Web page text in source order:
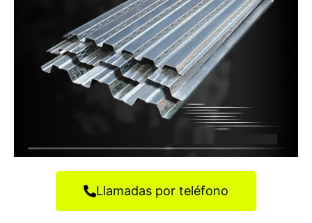
Llamadas por teléfono